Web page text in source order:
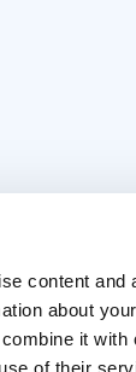
content
about
it with